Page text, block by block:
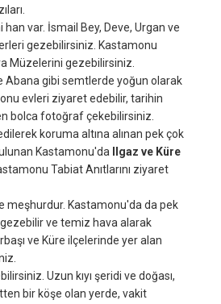
var. İsmail Bey, Deve, Urgan ve
gezebilirsiniz. Kastamonu
Müzelerini gezebilirsiniz.
Abana gibi semtlerde yoğun olarak
evleri ziyaret edebilir, tarihin
bolca fotoğraf çekebilirsiniz.
koruma altına alınan pek çok
Kastamonu'da Ilgaz ve Küre
Tabiat Anıtlarını ziyaret
meşhurdur. Kastamonu'da da pek
gezebilir ve temiz hava alarak
ve Küre ilçelerinde yer alan
Uzun kıyı şeridi ve doğası,
bir köşe olan yerde, vakit